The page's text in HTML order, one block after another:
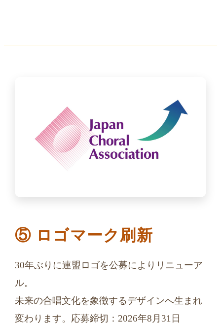
⑤ ロゴマーク刷新
30年ぶりに連盟ロゴを公募によりリニューア
ル。
未来の合唱文化を象徴するデザインへ生まれ
変わります。応募締切：2026年8月31日